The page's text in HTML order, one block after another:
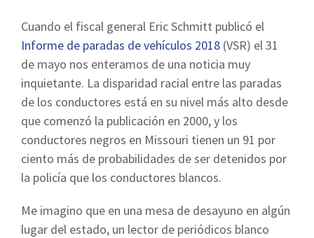
Cuando el fiscal general Eric Schmitt publicó el
Informe de paradas de vehículos 2018 (VSR) el 31
de mayo nos enteramos de una noticia muy
inquietante. La disparidad racial entre las paradas
de los conductores está en su nivel más alto desde
que comenzó la publicación en 2000, y los
conductores negros en Missouri tienen un 91 por
ciento más de probabilidades de ser detenidos por
la policía que los conductores blancos.
Me imagino que en una mesa de desayuno en algún
lugar del estado, un lector de periódicos blanco